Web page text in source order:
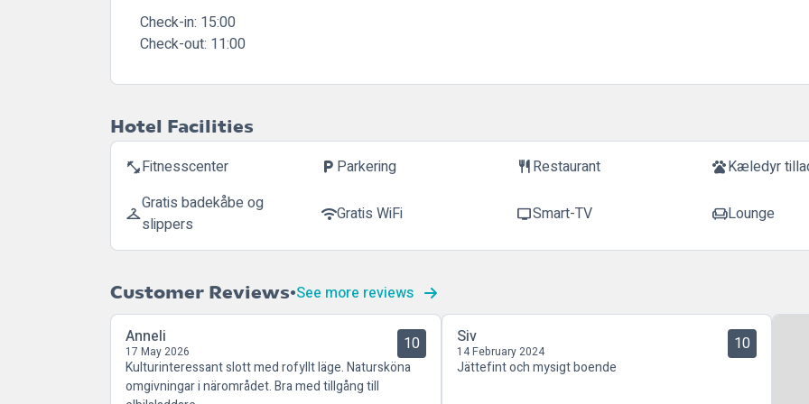
Check-in: 15:00
Check-out: 11:00
Hotel Facilities
fitness_centerFitnesscenter local_parking Parkering restaurantRestaurant petsKæledyr
checkroomGratis badekåbe og
slippers
wifiGratis WiFi tvSmart-TV chairLounge
Customer Reviews See more reviews
Anneli
17 May 2026 10
Kulturinteressant slott med rofyllt läge. Natursköna
omgivningar i närområdet. Bra med tillgång till
Siv
14 February 2024 10
Jättefint och mysigt boende